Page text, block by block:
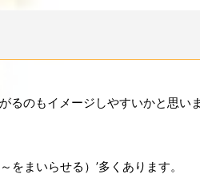
るのもイメージしやすいかと思い
まいらせる）’多くあります。